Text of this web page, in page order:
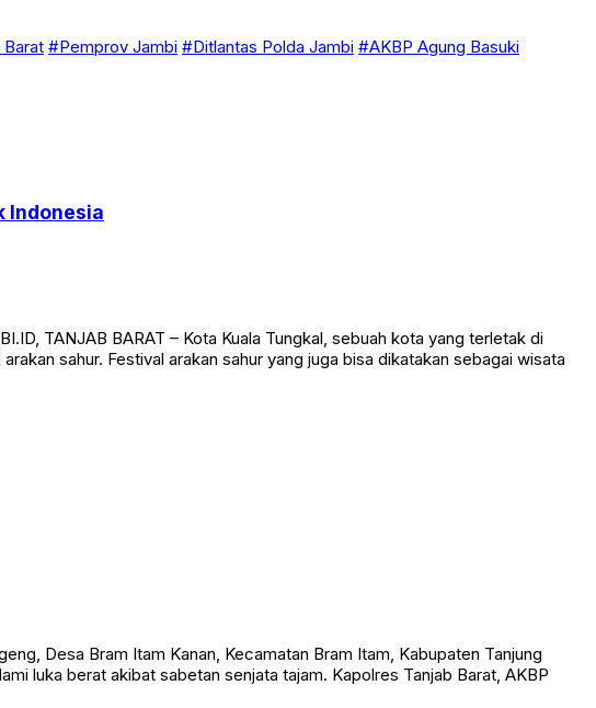
Barat #Pemprov Jambi #Ditlantas Polda Jambi #AKBP Agung Basuki
Indonesia
TANJAB BARAT – Kota Kuala Tungkal, sebuah kota yang terletak di
sahur. Festival arakan sahur yang juga bisa dikatakan sebagai wisata
Desa Bram Itam Kanan, Kecamatan Bram Itam, Kabupaten Tanjung
luka berat akibat sabetan senjata tajam. Kapolres Tanjab Barat, AKBP